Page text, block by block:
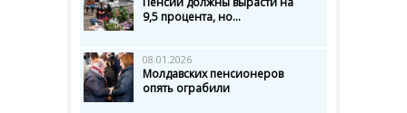
9,5 процента, но...
08.01.2026
Молдавских пенсионеров
опять ограбили